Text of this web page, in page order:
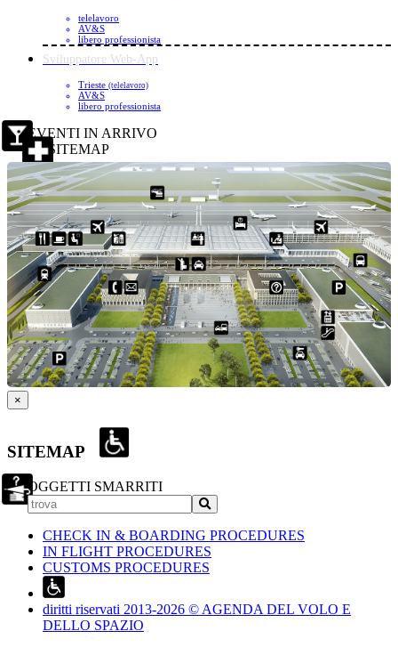
telelavoro
AV&S
libero professionista
Sviluppatore Web-App
Trieste (telelavoro)
AV&S
libero professionista
EVENTI IN ARRIVO
SITEMAP
×
SITEMAP
OGGETTI SMARRITI
CHECK IN & BOARDING PROCEDURES
IN FLIGHT PROCEDURES
CUSTOMS PROCEDURES
diritti riservati 2013-2026 © AGENDA DEL VOLO E
DELLO SPAZIO